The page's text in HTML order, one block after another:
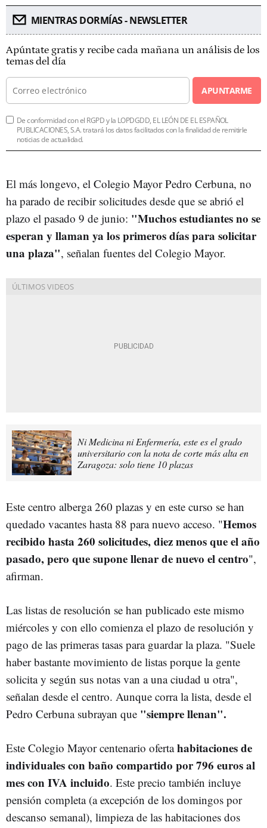
MIENTRAS DORMÍAS - NEWSLETTER
Apúntate gratis y recibe cada mañana un análisis de los
temas del día
APUNTARME
De conformidad con el RGPD y la LOPDGDD, EL LEÓN DE EL ESPAÑOL
PUBLICACIONES, S.A. tratará los datos facilitados con la finalidad de remitirle
noticias de actualidad.
El más longevo, el Colegio Mayor Pedro Cerbuna, no
ha parado de recibir solicitudes desde que se abrió el
plazo el pasado 9 de junio: "Muchos estudiantes no se
esperan y llaman ya los primeros días para solicitar
una plaza", señalan fuentes del Colegio Mayor.
Ni Medicina ni Enfermería, este es el grado
universitario con la nota de corte más alta en
Zaragoza: solo tiene 10 plazas
Este centro alberga 260 plazas y en este curso se han
quedado vacantes hasta 88 para nuevo acceso. "Hemos
recibido hasta 260 solicitudes, diez menos que el año
pasado, pero que supone llenar de nuevo el centro",
afirman.
Las listas de resolución se han publicado este mismo
miércoles y con ello comienza el plazo de resolución y
pago de las primeras tasas para guardar la plaza. "Suele
haber bastante movimiento de listas porque la gente
solicita y según sus notas van a una ciudad u otra",
señalan desde el centro. Aunque corra la lista, desde el
Pedro Cerbuna subrayan que "siempre llenan".
Este Colegio Mayor centenario ofertahabitaciones de
individuales con baño compartido por 796 euros al
mes con IVA incluido. Este precio también incluye
pensión completa (a excepción de los domingos por
descanso semanal), limpieza de las habitaciones dos